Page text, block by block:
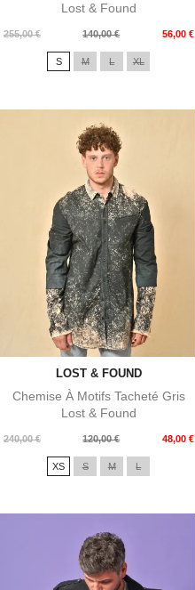
Lost & Found
255,00 €
Prix
140,00 € 56,00 €
Prix
S M L XL
LOST & FOUND
Chemise À Motifs Tacheté Gris
Lost & Found
240,00 €
Prix
120,00 € 48,00 €
Prix
XS S M L